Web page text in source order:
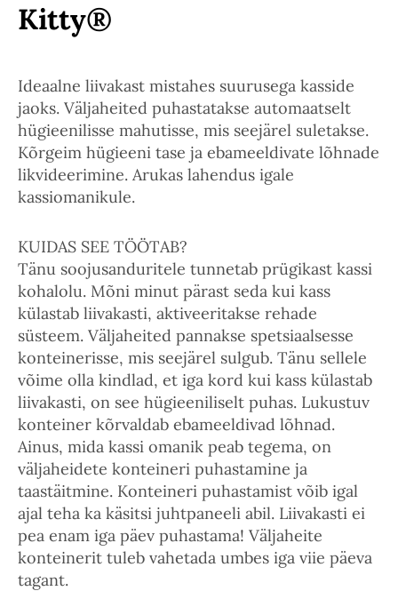
Kitty®
Ideaalne liivakast mistahes suurusega kasside
jaoks. Väljaheited puhastatakse automaatselt
hügieenilisse mahutisse, mis seejärel suletakse.
Kõrgeim hügieeni tase ja ebameeldivate lõhnade
likvideerimine. Arukas lahendus igale
kassiomanikule.
KUIDAS SEE TÖÖTAB?
Tänu soojusanduritele tunnetab prügikast kassi
kohalolu. Mõni minut pärast seda kui kass
külastab liivakasti, aktiveeritakse rehade
süsteem. Väljaheited pannakse spetsiaalsesse
konteinerisse, mis seejärel sulgub. Tänu sellele
võime olla kindlad, et iga kord kui kass külastab
liivakasti, on see hügieeniliselt puhas. Lukustuv
konteiner kõrvaldab ebameeldivad lõhnad.
Ainus, mida kassi omanik peab tegema, on
väljaheidete konteineri puhastamine ja
taastäitmine. Konteineri puhastamist võib igal
ajal teha ka käsitsi juhtpaneeli abil. Liivakasti ei
pea enam iga päev puhastama! Väljaheite
konteinerit tuleb vahetada umbes iga viie päeva
tagant.